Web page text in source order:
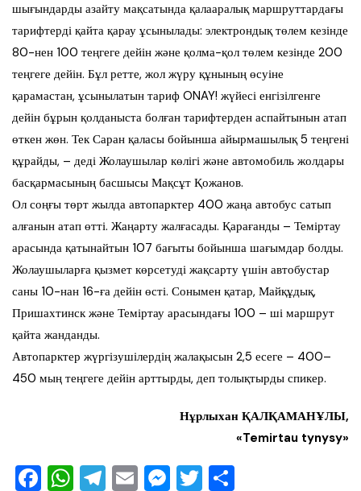
шығындарды азайту мақсатында қалааралық маршруттардағы
тарифтерді қайта қарау ұсынылады: электрондық төлем кезінде
80-нен 100 теңгеге дейін және қолма-қол төлем кезінде 200
теңгеге дейін. Бұл ретте, жол жүру құнының өсуіне
қарамастан, ұсынылатын тариф ONAY! жүйесі енгізілгенге
дейін бұрын қолданыста болған тарифтерден аспайтынын атап
өткен жөн. Тек Саран қаласы бойынша айырмашылық 5 теңгені
құрайды, – деді Жолаушылар көлігі және автомобиль жолдары
басқармасының басшысы Мақсұт Қожанов.
Ол соңғы төрт жылда автопарктер 400 жаңа автобус сатып
алғанын атап өтті. Жаңарту жалғасады. Қарағанды – Теміртау
арасында қатынайтын 107 бағыты бойынша шағымдар болды.
Жолаушыларға қызмет көрсетуді жақсарту үшін автобустар
саны 10-нан 16-ға дейін өсті. Сонымен қатар, Майқұдық,
Пришахтинск және Теміртау арасындағы 100 – ші маршрут
қайта жанданды.
Автопарктер жүргізушілердің жалақысын 2,5 есеге – 400–
450 мың теңгеге дейін арттырды, деп толықтырды спикер.
Нұрлыхан ҚАЛҚАМАНҰЛЫ,
«Temirtau tynysy»
F W T E M T